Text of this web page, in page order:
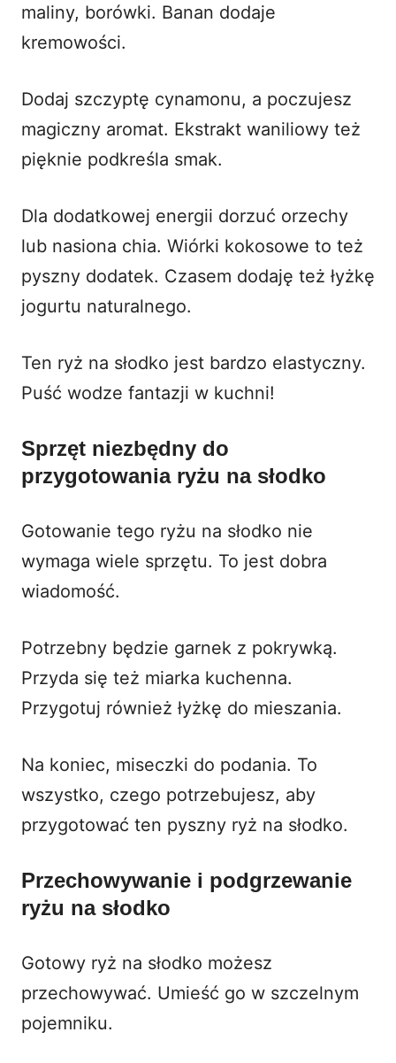
maliny, borówki. Banan dodaje
kremowości.
Dodaj szczyptę cynamonu, a poczujesz
magiczny aromat. Ekstrakt waniliowy też
pięknie podkreśla smak.
Dla dodatkowej energii dorzuć orzechy
lub nasiona chia. Wiórki kokosowe to też
pyszny dodatek. Czasem dodaję też łyżkę
jogurtu naturalnego.
Ten ryż na słodko jest bardzo elastyczny.
Puść wodze fantazji w kuchni!
Sprzęt niezbędny do
przygotowania ryżu na słodko
Gotowanie tego ryżu na słodko nie
wymaga wiele sprzętu. To jest dobra
wiadomość.
Potrzebny będzie garnek z pokrywką.
Przyda się też miarka kuchenna.
Przygotuj również łyżkę do mieszania.
Na koniec, miseczki do podania. To
wszystko, czego potrzebujesz, aby
przygotować ten pyszny ryż na słodko.
Przechowywanie i podgrzewanie
ryżu na słodko
Gotowy ryż na słodko możesz
przechowywać. Umieść go w szczelnym
pojemniku.